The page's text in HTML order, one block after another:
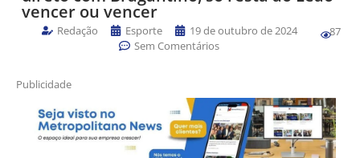
vencer ou vencer
Redação Esporte
19 de outubro de 2024
Sem Comentários
87
Publicidade